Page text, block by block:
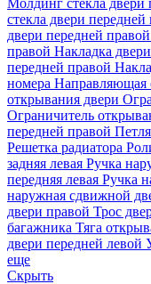
стекла двери
двери передней
правой Накладка
передней правой
номера Направляющая
открывания двери
Ограничитель
передней правой
Решетка радиатора
задняя левая Ручка
передняя левая Ручка
наружная сдвижной
двери правой Трос
багажника Тяга
двери передней левой
еще
Скрыть